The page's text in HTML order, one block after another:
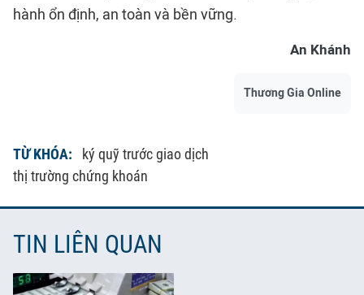
hành ổn định, an toàn và bền vững.
An Khánh
Thương Gia Online
TỪ KHÓA:
ký quỹ trước giao dịch
thị trường chứng khoán
TIN LIÊN QUAN